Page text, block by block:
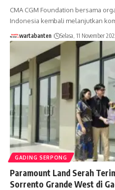
CMA CGM Foundation bersama
Indonesia kembali melanjutkan
wartabanten Selasa, 11 November
GADING SERPONG
Paramount Land Serah
Sorrento Grande West di